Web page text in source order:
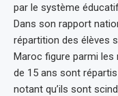
par le système
Dans son rapport
répartition des élèves
Maroc figure parmi
de 15 ans sont
notant qu’ils sont